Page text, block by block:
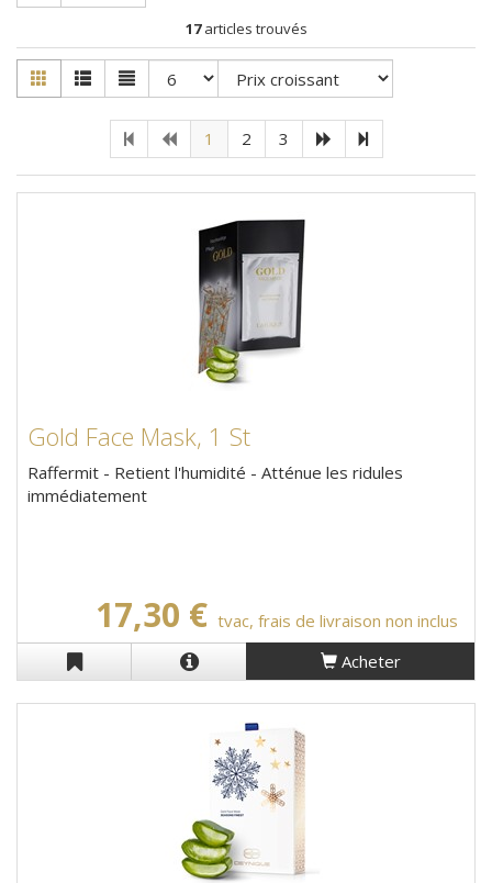
17articles trouvés
1 2 3
Gold Face Mask, 1 St
Raffermit - Retient l'humidité - Atténue les ridules
immédiatement
17,30 € tvac, frais de livraison non inclus
Acheter